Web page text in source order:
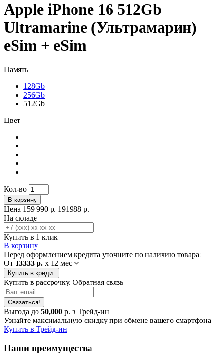
Apple iPhone 16 512Gb
Ultramarine (Ультрамарин)
eSim + eSim
Память
128Gb
256Gb
512Gb
Цвет
Кол-во
В корзину
Цена 159 990 р. 191988 р.
На складе
Купить в 1 клик
В корзину
Перед оформлением кредита уточните по наличию товара:
От 13333 р. x 12 мес
Купить в кредит
Купить в рассрочку. Обратная связь
Связаться!
Выгода до 50,000 р. в Трейд-ин
Узнайте максимальную скидку при обмене вашего смартфона
Купить в Трейд-ин
Наши преимущества